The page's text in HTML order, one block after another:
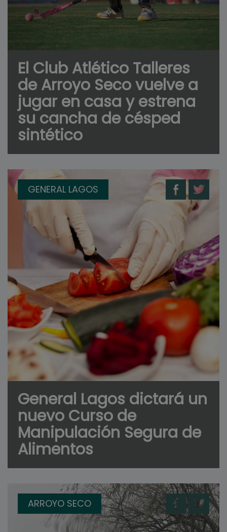
El Club Atlético Talleres
de Arroyo Seco vuelve a
jugar en casa y estrena
su cancha de césped
sintético
GENERAL LAGOS
General Lagos dictará un
nuevo Curso de
Manipulación Segura de
Alimentos
ARROYO SECO